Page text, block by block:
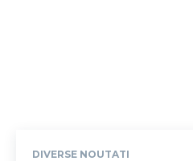
DIVERSE NOUTATI